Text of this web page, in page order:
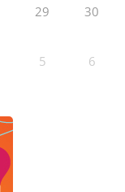
29 30
5 6